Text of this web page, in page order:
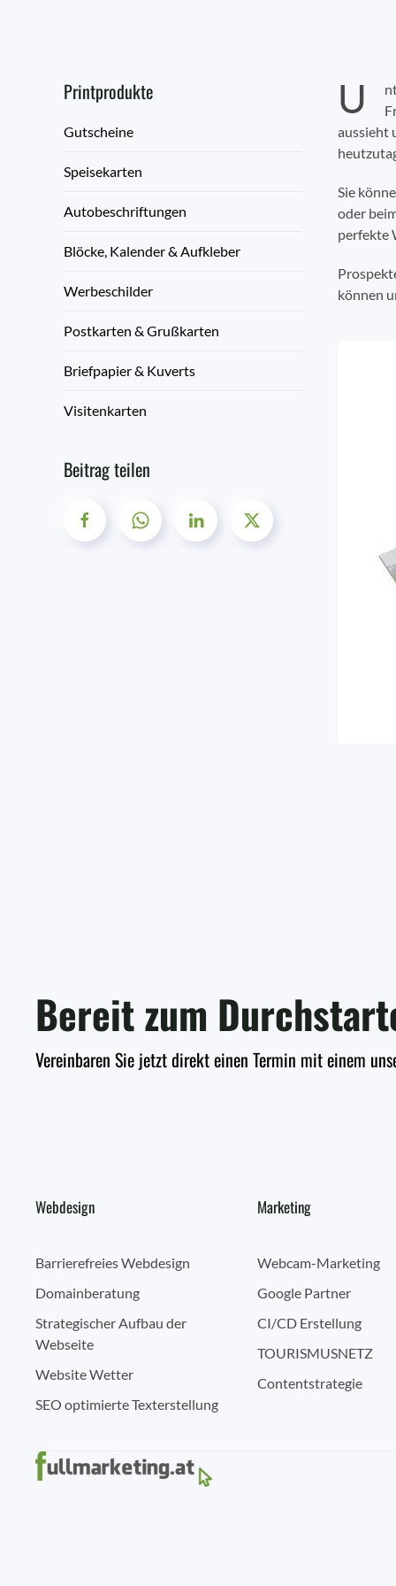
U
aussieht
Sie
oder
perfekte
können
Printprodukte
Gutscheine
Speisekarten
Autobeschriftungen
Blöcke, Kalender & Aufkleber
Werbeschilder
Postkarten & Grußkarten
Briefpapier & Kuverts
Visitenkarten
Beitrag teilen
Bereit zum
Vereinbaren Sie jetzt direkt einen Termin mit einem
Webdesign
Barrierefreies Webdesign
Domainberatung
Strategischer Aufbau der
Webseite
Website Wetter
SEO optimierte Texterstellung
Marketing
Webcam-Marketing
Google Partner
CI/CD Erstellung
TOURISMUSNETZ
Contentstrategie